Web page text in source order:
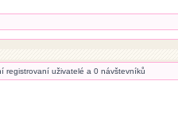
registrovaní uživatelé a 0 návštevníků